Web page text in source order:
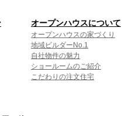
オープンハウスについて
オープンハウスの家づくり
地域ビルダーNo.1
自社物件の魅力
ショールームのご紹介
こだわりの注文住宅